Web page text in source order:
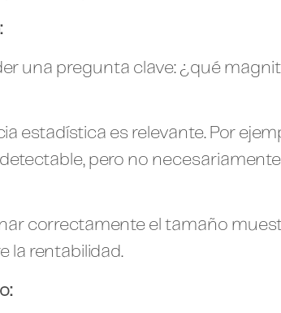
una pregunta clave: ¿qué
estadística es relevante. Por
pero no
correctamente el tamaño
la rentabilidad.